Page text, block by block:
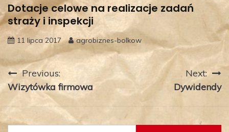
Dotacje celowe na realizacje zadań
straży i inspekcji
11 lipca 2017 agrobiznes-bolkow
Nawigacja
wpisu
Previous:
Wizytówka firmowa
Next:
Dywidendy